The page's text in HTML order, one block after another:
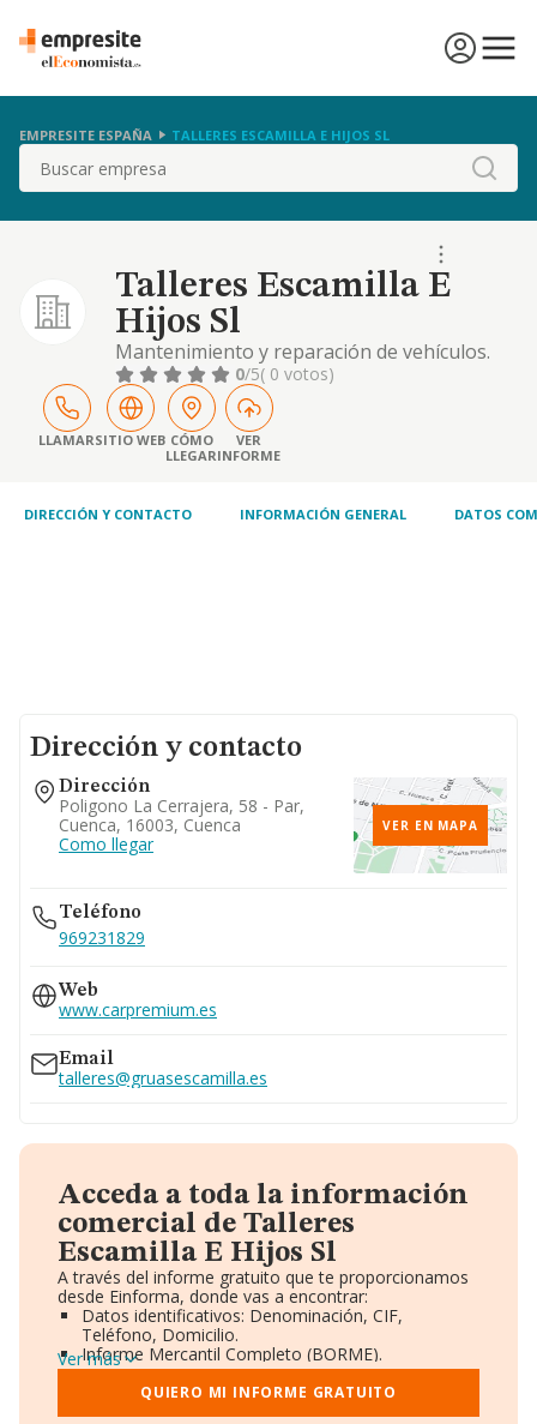
EMPRESITE ESPAÑA TALLERES ESCAMILLA E HIJOS SL
Buscar
Talleres Escamilla E
Hijos Sl
Mantenimiento y reparación de vehículos.
gruas de asistencia en viajes , sustitución de
lunas y mecánica chapa y pintura.
0/5( 0 votos)
LLAMARSITIO WEB CÓMO
LLEGAR
VER
INFORME
DIRECCIÓN Y CONTACTO INFORMACIÓN GENERAL DATOS
Dirección y contacto
Dirección
Poligono La Cerrajera, 58 - Par,
Cuenca, 16003, Cuenca
Como llegar
VER EN MAPA
Teléfono
969231829
Web
www.carpremium.es
Email
talleres@gruasescamilla.es
Acceda a toda la información
comercial de Talleres
Escamilla E Hijos Sl
A través del informe gratuito que te proporcionamos
desde Einforma, donde vas a encontrar:
Datos identificativos: Denominación, CIF,
Teléfono, Domicilio.
Informe Mercantil Completo (BORME).
Gráficos de Evolución Ventas y Empleados.
Consejo de Administración y Administradores.
Directivos y Ejecutivos.
Ver más
QUIERO MI INFORME GRATUITO